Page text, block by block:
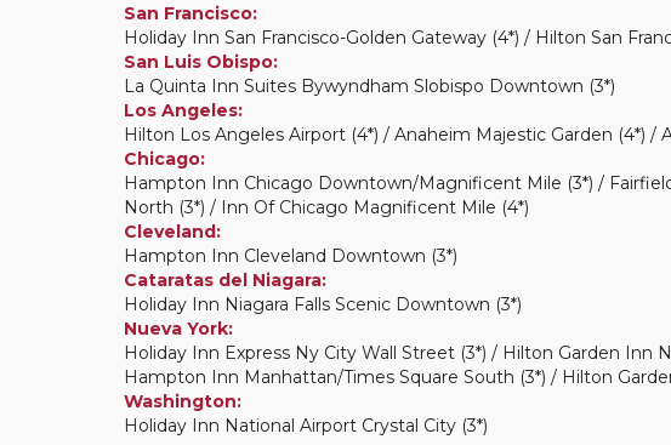
San Francisco:
Holiday Inn San Francisco-Golden Gateway (4*) / Hilton San
San Luis Obispo:
La Quinta Inn Suites Bywyndham Slobispo Downtown (3*)
Los Angeles:
Hilton Los Angeles Airport (4*) / Anaheim Majestic Garden (4*) /
Chicago:
Hampton Inn Chicago Downtown/Magnificent Mile (3*) /
North (3*) / Inn Of Chicago Magnificent Mile (4*)
Cleveland:
Hampton Inn Cleveland Downtown (3*)
Cataratas del Niagara:
Holiday Inn Niagara Falls Scenic Downtown (3*)
Nueva York:
Holiday Inn Express Ny City Wall Street (3*) / Hilton Garden Inn
Hampton Inn Manhattan/Times Square South (3*) / Hilton
Washington:
Holiday Inn National Airport Crystal City (3*)